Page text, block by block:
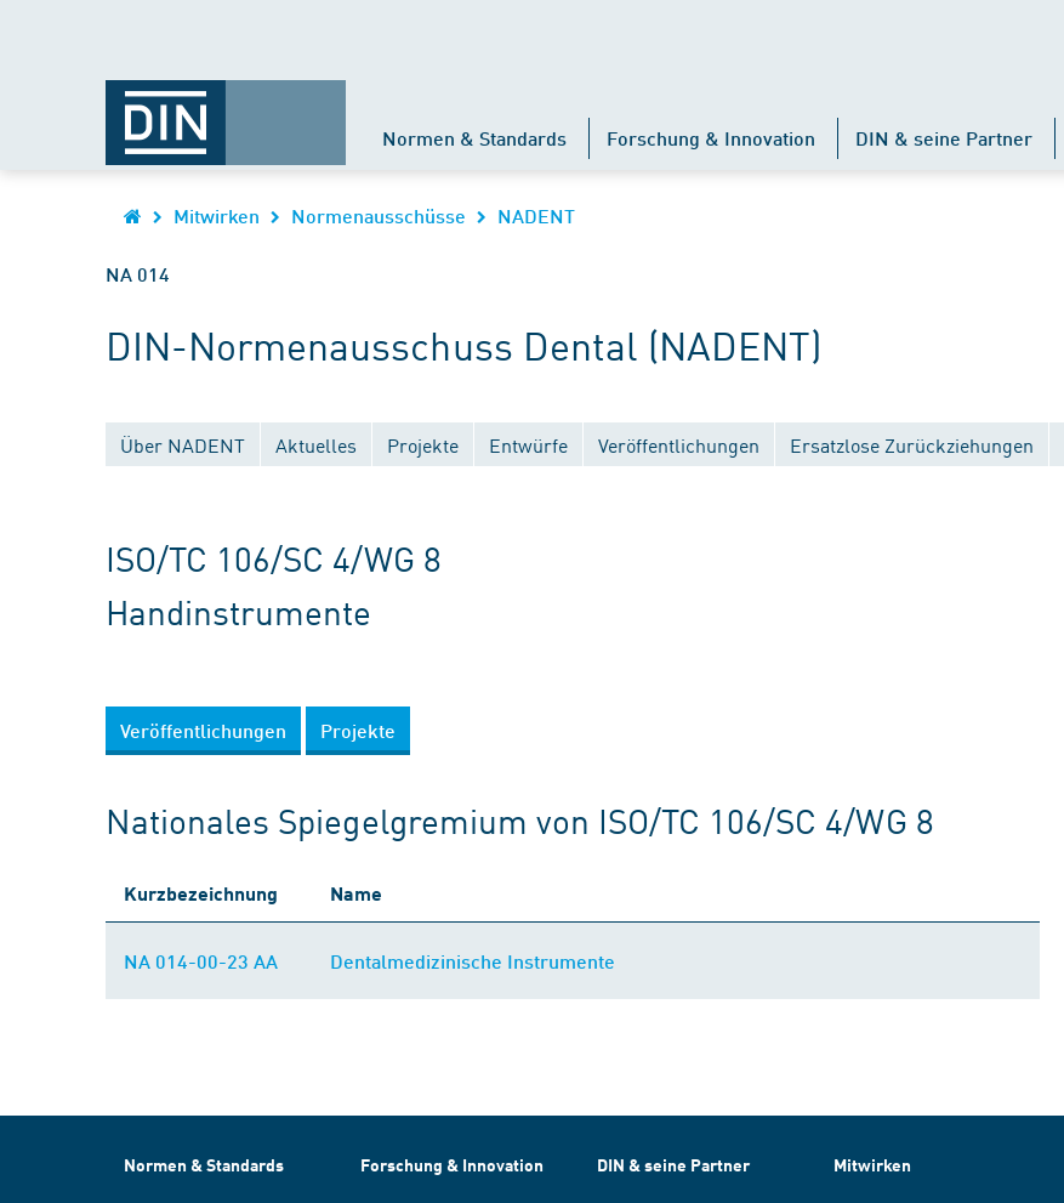
Normen & Standards Forschung & Innovation DIN & seine Partner
Mitwirken Normenausschüsse NADENT
NA 014
DIN-Normenausschuss Dental (NADENT)
Über NADENT Aktuelles Projekte Entwürfe Veröffentlichungen Ersatzlose Zurückziehungen
ISO/TC 106/SC 4/WG 8
Handinstrumente
Veröffentlichungen Projekte
Nationales Spiegelgremium von ISO/TC 106/SC 4/WG 8
Kurzbezeichnung Name
NA 014-00-23 AA Dentalmedizinische Instrumente
Normen & Standards Forschung & Innovation DIN & seine Partner Mitwirken